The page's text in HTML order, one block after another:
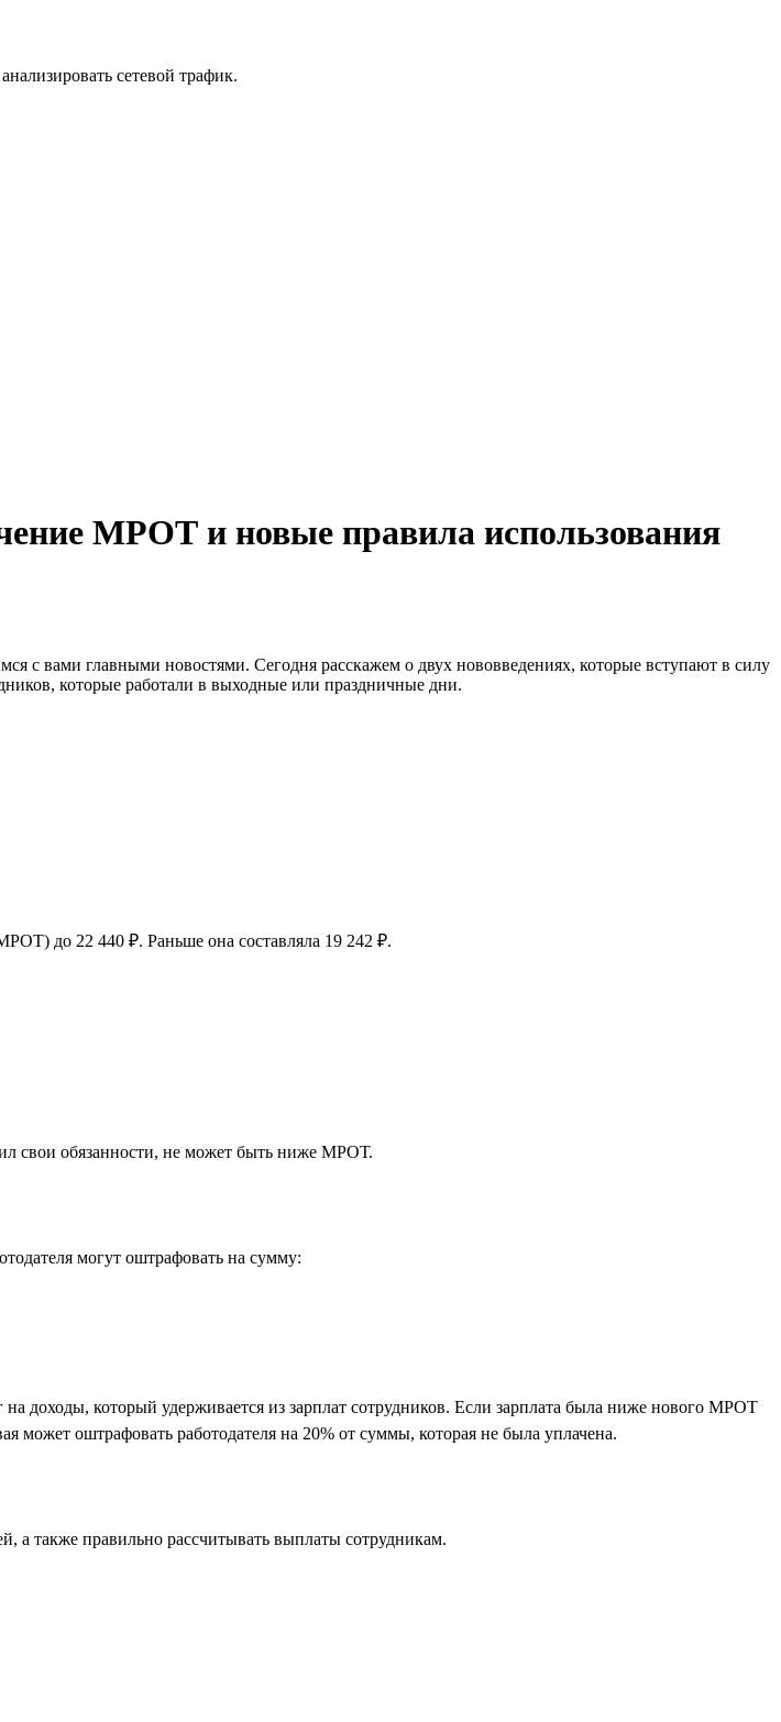
сетевой трафик.
МРОТ и новые правила использования
с вами главными новостями. Сегодня расскажем о двух нововведениях, которые вступают в силу
которые работали в выходные или праздничные дни.
до 22 440 ₽. Раньше она составляла 19 242 ₽.
свои обязанности, не может быть ниже МРОТ.
могут оштрафовать на сумму:
доходы, который удерживается из зарплат сотрудников. Если зарплата была ниже нового МРОТ
может оштрафовать работодателя на 20% от суммы, которая не была уплачена.
а также правильно рассчитывать выплаты сотрудникам.